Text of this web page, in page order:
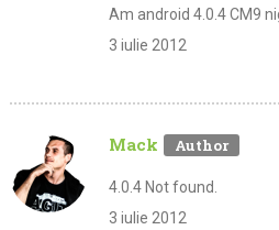
Am android 4.0.4 CM9
3 iulie 2012
Mack
4.0.4 Not found.
3 iulie 2012